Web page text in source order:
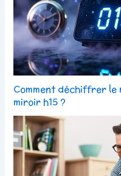
Comment déchiffrer le
miroir h15 ?